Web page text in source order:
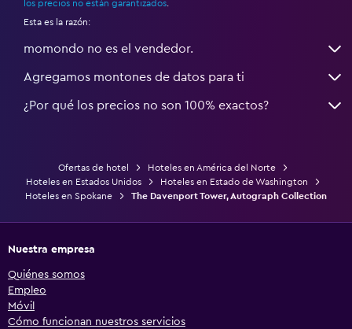
los precios no están garantizados
Esta es la razón:
momondo no es el vendedor.
Agregamos montones de datos para ti
¿Por qué los precios no son 100% exactos?
Ofertas de hotel
Hoteles en América del Norte
Hoteles en Estados Unidos
Hoteles en Estado de Washington
Hoteles en Spokane
The Davenport Tower, Autograph Collection
Nuestra empresa
Quiénes somos
Empleo
Móvil
Cómo funcionan nuestros servicios